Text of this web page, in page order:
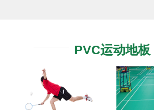
PVC运动地板